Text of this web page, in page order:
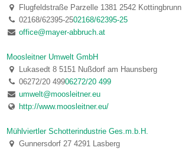
Flugfeldstraße Parzelle 1381 2542 Kottingbrunn
02168/62395-2502168/62395-25
office@mayer-abbruch.at
Moosleitner Umwelt GmbH
Lukasedt 8 5151 Nußdorf am Haunsberg
06272/20 49906272/20 499
umwelt@moosleitner.eu
http://www.moosleitner.eu/
Mühlviertler Schotterindustrie Ges.m.b.H.
Gunnersdorf 27 4291 Lasberg